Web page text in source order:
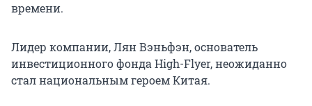
времени.
Лидер компании, Лян Вэньфэн, основатель
инвестиционного фонда High-Flyer, неожиданно
стал национальным героем Китая.